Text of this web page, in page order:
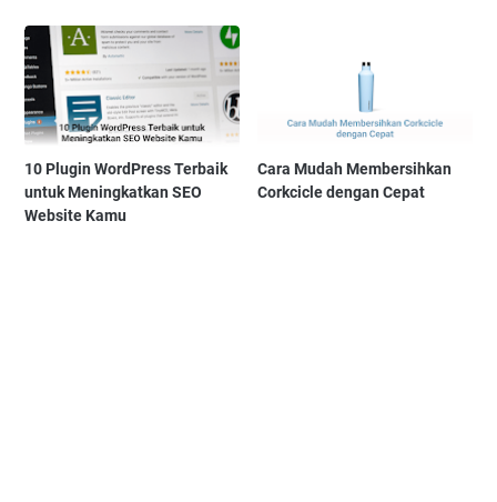
10 Plugin WordPress Terbaik
untuk Meningkatkan SEO
Website Kamu
Cara Mudah Membersihkan
Corkcicle dengan Cepat